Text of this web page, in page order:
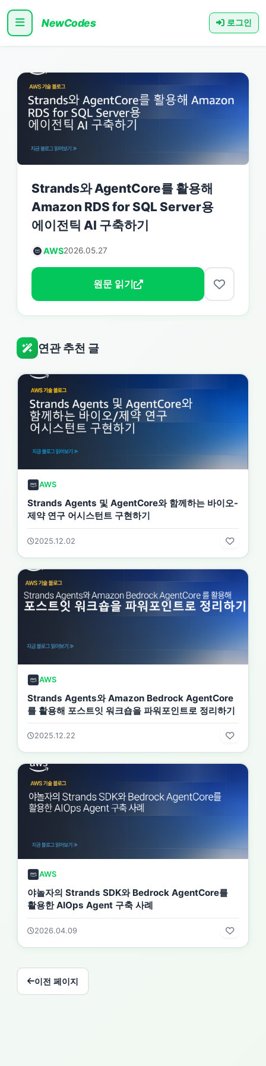
NewCodes 로그인
Strands와 AgentCore를 활용해
Amazon RDS for SQL Server용
에이전틱 AI 구축하기
AWS2026.05.27
원문 읽기
연관 추천 글
AWS
Strands Agents 및 AgentCore와 함께하는 바이오-
제약 연구 어시스턴트 구현하기
2025.12.02
AWS
Strands Agents와 Amazon Bedrock AgentCore
를 활용해 포스트잇 워크숍을 파워포인트로 정리하기
2025.12.22
AWS
야놀자의 Strands SDK와 Bedrock AgentCore를
활용한 AIOps Agent 구축 사례
2026.04.09
이전 페이지